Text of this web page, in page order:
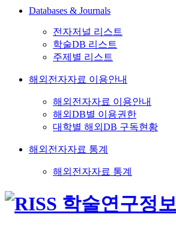
Databases & Journals
전자저널 리스트
학술DB 리스트
주제별 리스트
해외전자자료 이용안내
해외전자자료 이용안내
해외DB별 이용권한
대학별 해외DB 구독현황
해외전자자료 통계
해외전자자료 통계